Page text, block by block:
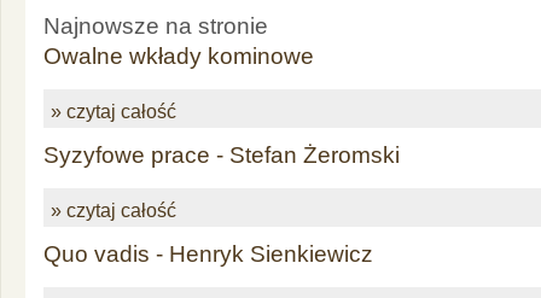
Najnowsze na stronie
Owalne wkłady kominowe
» czytaj całość
Syzyfowe prace - Stefan Żeromski
» czytaj całość
Quo vadis - Henryk Sienkiewicz